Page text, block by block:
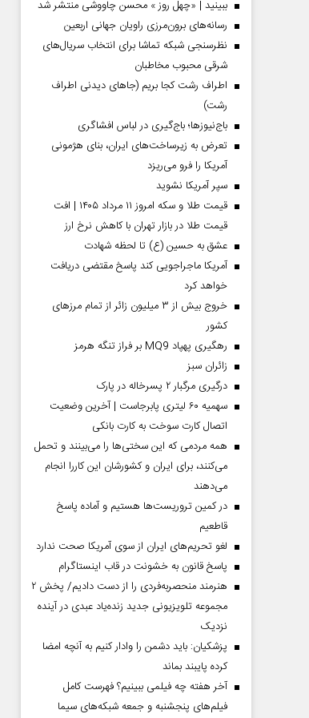
ببینید | «چهل روز » محسن چاووشی منتشر شد
رسانه‌های برون‌مرزی راویان جهانی اربعین
نظرسنجی شبکه تماشا برای انتخاب سریال‌های
شرقی محبوب مخاطبان
اطراف رشت کجا بریم (جاهای دیدنی اطراف
رشت)
باج‌نیوزها؛ باج‌گیری در لباس افشاگری
تعرض به زیرساخت‌های ایران، بنای هژمونی
آمریکا را فرو می‌ریزد
سپر آمریکا نشوید
قیمت طلا و سکه امروز ۱۱ مرداد ۱۴۰۵ | افت
قیمت طلا در بازار تهران با کاهش نرخ ارز
عشق به حسین (ع) تا لحظه شهادت
آمریکا ماجراجویی کند پاسخ مقتضی دریافت
خواهد کرد
خروج بیش از ۳ میلیون زائر از تمام مرز‌های
کشور
رهگیری پهپاد MQ9 بر فراز تنگه هرمز
‌زائران سبز
درگیری مرگبار ۲ پسرخاله در پارک
سهمیه ۶۰ لیتری پابرجاست | آخرین وضعیت
اتصال کارت سوخت به کارت بانکی
همه مردمی که این سختی‌ها را می‌بینند و تحمل
می‌کنند، برای ایران و کشورشان این کاررا انجام
می‌دهند
در کمین تروریست‌ها هستیم و آماده پاسخ
قاطعیم
لغو تحریم‌های ایران از سوی آمریکا صحت ندارد
پاسخ قانون به خشونت در قاب اینستاگرام
هنرمند منحصر‌به‌فردی را از دست دادیم/ پخش ۲
مجموعه تلویزیونی جدید زنده‌یاد عبدی در آینده
نزدیک
پزشکیان: باید دشمن را وادار کنیم به آنچه امضا
کرده پایبند بماند
آخر هفته چه فیلمی ببینیم؟ فهرست کامل
فیلم‌های پنجشنبه و جمعه شبکه‌های سیما